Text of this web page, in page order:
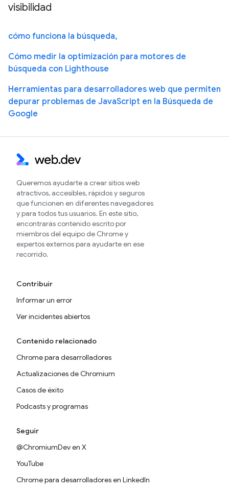
visibilidad
cómo funciona la búsqueda,
Cómo medir la optimización para motores de
búsqueda con Lighthouse
Herramientas para desarrolladores web que permiten
depurar problemas de JavaScript en la Búsqueda de
Google
Queremos ayudarte a crear sitios web
atractivos, accesibles, rápidos y seguros
que funcionen en diferentes navegadores
y para todos tus usuarios. En este sitio,
encontrarás contenido escrito por
miembros del equipo de Chrome y
expertos externos para ayudarte en ese
recorrido.
Contribuir
Informar un error
Ver incidentes abiertos
Contenido relacionado
Chrome para desarrolladores
Actualizaciones de Chromium
Casos de éxito
Podcasts y programas
Seguir
@ChromiumDev en X
YouTube
Chrome para desarrolladores en LinkedIn